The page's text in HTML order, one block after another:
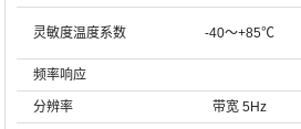
灵敏度温度系数 -40～+85℃
频率响应
分辨率 带宽 5Hz